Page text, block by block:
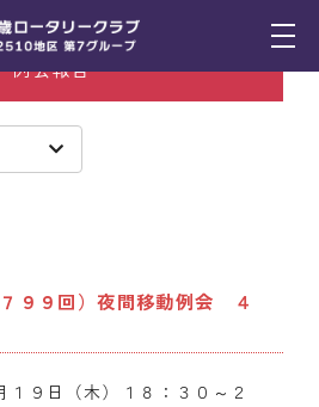
例会報告
９９回）夜間移動例会 ４
１９日（木）１８：３０～２